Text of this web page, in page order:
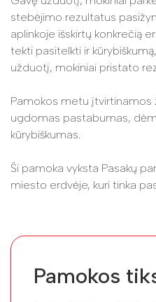
stebėjimo rezultatus
aplinkoje išskirtų konkrečią
tekti pasitelkti ir
užduotį, mokiniai pristato
Pamokos metu įtvirtinamos
ugdomas pastabumas,
kūrybiškumas.
Ši pamoka vyksta Pasakų
miesto erdvėje, kuri tinka
Pamokos